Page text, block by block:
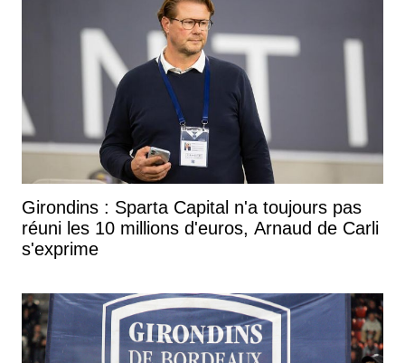
Girondins : Sparta Capital n'a toujours pas
réuni les 10 millions d'euros, Arnaud de Carli
s'exprime